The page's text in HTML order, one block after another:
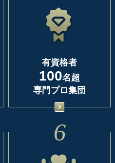
有資格者
100名超
専門プロ集団
6